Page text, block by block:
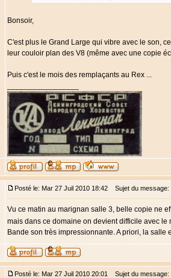
Bonsoir,
C'est plus le Grand Large qui vibre avec le son,
leur couloir plan des V8 (même avec une copie
Puis c'est le mois des remplaçants au Rex ...
Posté le: Mar 27 Juil 2010 18:42 Sujet du message:
Vu ce matin au marignan salle 3, belle copie ne
mais dans ce domaine on devient difficile avec
Bande son très impressionnante. A priori, la
Posté le: Mar 27 Juil 2010 20:01 Sujet du message: